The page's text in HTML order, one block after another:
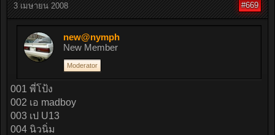
3 เมษายน 2008 #669
new@nymph
New Member
Moderator
001 พี่โป้ง
002 เอ madboy
003 เป U13
004 นิวนิ่ม